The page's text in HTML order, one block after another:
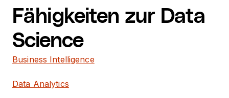
Fähigkeiten zur Data
Science
Business Intelligence
Data Analytics